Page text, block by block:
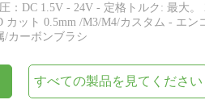
：DC 1.5V - 24V - 定格トルク: 最大。
ット 0.5mm /M3/M4/カスタム - エン
/カーボンブラシ
すべての製品を見てください